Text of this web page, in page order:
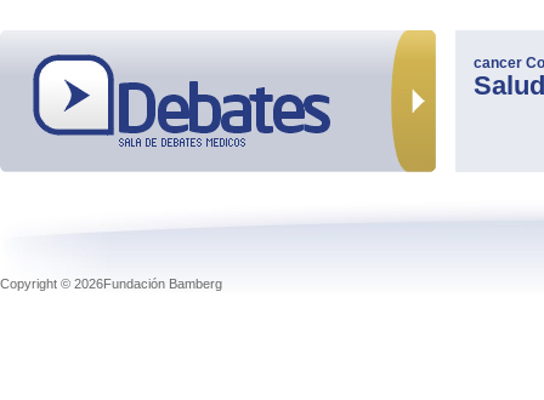
cancer
Salud
Copyright © 2026Fundación Bamberg